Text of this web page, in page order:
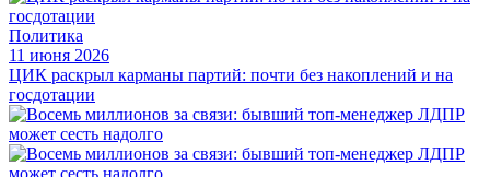
Политика
11 июня 2026
ЦИК раскрыл карманы партий: почти без накоплений и на
госдотации